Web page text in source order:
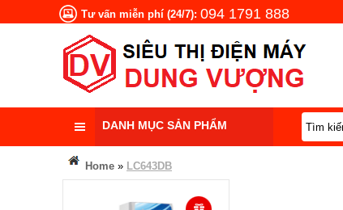
Tư vấn miễn phí (24/7): 094 1791 888
DANH MỤC SẢN PHẨM
Home » LC643DB